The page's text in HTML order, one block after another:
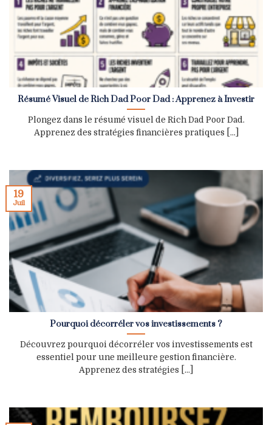
Résumé Visuel de Rich Dad Poor Dad : Apprenez à Investir
Plongez dans le résumé visuel de Rich Dad Poor Dad.
Apprenez des stratégies financières pratiques [...]
Pourquoi décorréler vos investissements ?
Découvrez pourquoi décorréler vos investissements est
essentiel pour une meilleure gestion financière.
Apprenez des stratégies [...]
19
Juil